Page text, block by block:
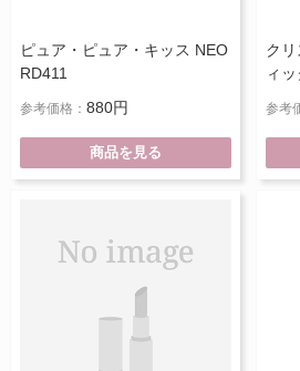
ピュア・ピュア・キッス NEO
RD411
参考価格： 880円
商品を見る
ク
ィ
参考